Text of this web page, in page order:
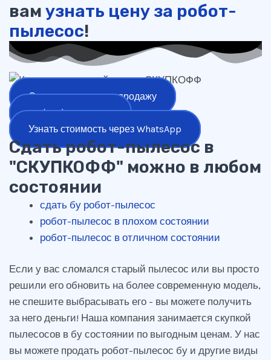
вам узнать цену за робот-
пылесос!
Оставить заявку на продажу
+7 (977) 777-25-24
Узнать стоимость через WhatsApp
Сдать робот-пылесос в
"СКУПКОФФ" можно в любом
состоянии
сдать бу робот-пылесос
робот-пылесос в плохом состоянии
робот-пылесос в отличном состоянии
Если у вас сломался старый пылесос или вы просто
решили его обновить на более современную модель,
не спешите выбрасывать его - вы можете получить
за него деньги! Наша компания занимается скупкой
пылесосов в бу состоянии по выгодным ценам. У нас
вы можете продать робот-пылесос бу и другие виды